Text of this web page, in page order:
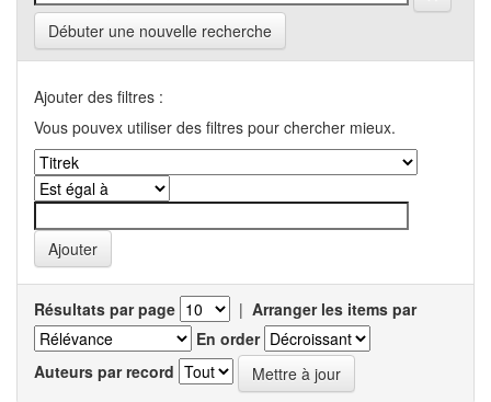
Débuter une nouvelle recherche
Ajouter des filtres :
Vous pouvex utiliser des filtres pour chercher mieux.
Résultats par page | Arranger les items par
En order
Auteurs par record